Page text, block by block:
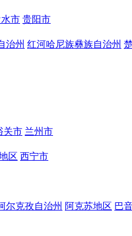
市 贵阳市
治州 红河哈尼族彝族自治州
关市 兰州市
区 西宁市
尔克孜自治州 阿克苏地区 巴